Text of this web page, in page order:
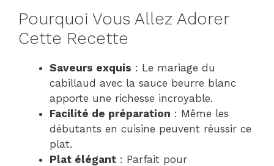
Pourquoi Vous Allez Adorer
Cette Recette
Saveurs exquis : Le mariage du
cabillaud avec la sauce beurre blanc
apporte une richesse incroyable.
Facilité de préparation : Même les
débutants en cuisine peuvent réussir ce
plat.
Plat élégant : Parfait pour